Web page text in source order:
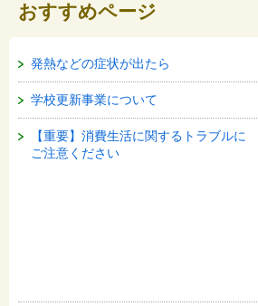
おすすめページ
発熱などの症状が出たら
学校更新事業について
【重要】消費生活に関するトラブルに
ご注意ください